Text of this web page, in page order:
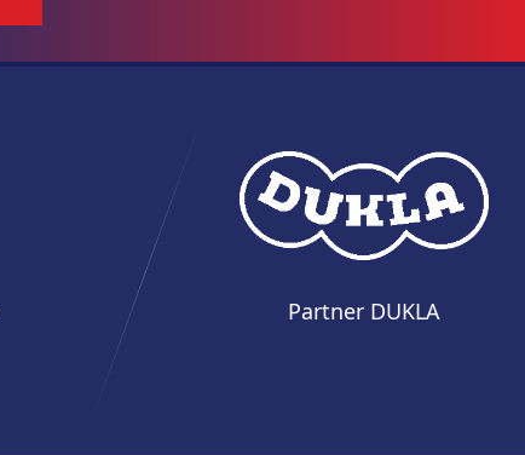
Partner DUKLA